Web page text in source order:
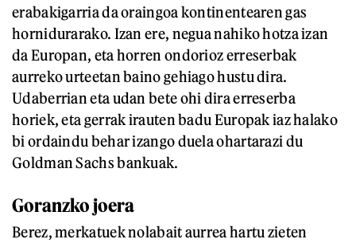
erabakigarria da oraingoa kontinentearen gas
hornidurarako. Izan ere, negua nahiko hotza izan
da Europan, eta horren ondorioz erreserbak
aurreko urteetan baino gehiago hustu dira.
Udaberrian eta udan bete ohi dira erreserba
horiek, eta gerrak irauten badu Europak iaz halako
bi ordaindu behar izango duela ohartarazi du
Goldman Sachs bankuak.
Goranzko joera
Berez, merkatuek nolabait aurrea hartu zieten